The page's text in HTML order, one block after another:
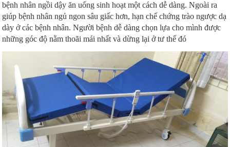
bệnh nhân ngồi dậy ăn uống sinh hoạt một cách dễ dàng. Ngoài ra
giúp bệnh nhân ngủ ngon sâu giấc hơn, hạn chế chứng trào ngược dạ
dày ở các bệnh nhân. Người bệnh dễ dàng chọn lựa cho mình được
những góc độ nằm thoãi mái nhất và dừng lại ở tư thế đó